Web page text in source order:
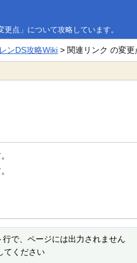
点」について攻略しています。
ンDS攻略Wiki > 関連リンク の変更
、ページには出力されません
てください